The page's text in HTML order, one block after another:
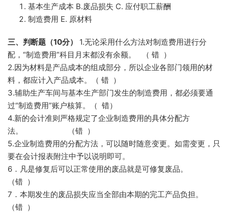
基本生产成本 B.废品损失 C. 应付职工薪酬
制造费用 E. 原材料
三、判断题（10分）
1.无论采用什么方法对制造费用进行分
配，“制造费用”科目月末都没有余额。 （ 错 ）
2.因为材料是产品成本的组成部分，所以企业各部门领用的材
料，都应计入产品成本。（ 错 ）
3.辅助生产车间与基本生产部门发生的制造费用，都必须要通
过“制造费用”账户核算。（ 错）
4.新的会计准则严格规定了企业制造费用的具体分配方
法。 （错 ）
5.企业制造费用的分配方法，可以随时随意变更。如需变更，只
要在会计报表附注中予以说明即可。
6．凡是修复后可以正常使用的废品就是可修复废品。
（错 ）
7．本期发生的废品损失应当全部由本期的完工产品负担。
（错 ）